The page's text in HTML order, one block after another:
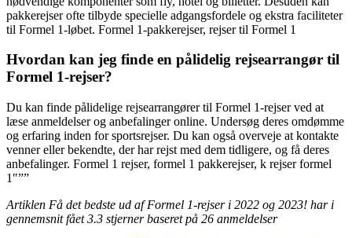
pakkerejser ofte tilbyde specielle adgangsfordele og ekstra faciliteter
til Formel 1-løbet. Formel 1-pakkerejser, rejser til Formel 1
Hvordan kan jeg finde en pålidelig rejsearrangør til
Formel 1-rejser?
Du kan finde pålidelige rejsearrangører til Formel 1-rejser ved at
læse anmeldelser og anbefalinger online. Undersøg deres omdømme
og erfaring inden for sportsrejser. Du kan også overveje at kontakte
venner eller bekendte, der har rejst med dem tidligere, og få deres
anbefalinger. Formel 1 rejser, formel 1 pakkerejser, k rejser formel
1″””
Artiklen Få det bedste ud af Formel 1-rejser i 2022 og 2023! har i
gennemsnit fået3.3 stjerner baseret på 26 anmeldelser